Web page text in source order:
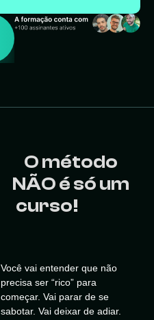
O método
NÃO é só um
curso!
Você vai entender que não
precisa ser “rico” para
começar. Vai parar de se
sabotar. Vai deixar de adiar.